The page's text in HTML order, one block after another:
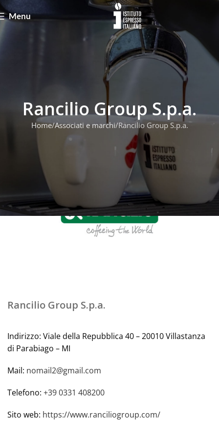
Menu
Rancilio Group S.p.a.
Home Associati e marchi Rancilio Group S.p.a.
Rancilio Group S.p.a.
Indirizzo: Viale della Repubblica 40 – 20010 Villastanza
di Parabiago – MI
Mail: nomail2@gmail.com
Telefono: +39 0331 408200
Sito web: https://www.ranciliogroup.com/